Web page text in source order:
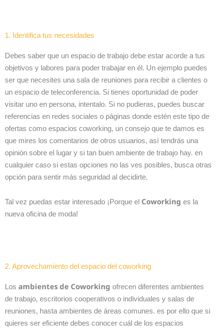
1. Identifica tus necesidades
Debes saber que un espacio de trabajo debe estar acorde a tus
objetivos y labores para poder trabajar en él. Un ejemplo puedes
ser que necesites una sala de reuniones para recibir a clientes o
un espacio de teleconferencia. Si tienes oportunidad de poder
visitar uno en persona, intentalo. Si no pudieras, puedes buscar
referencias en redes sociales o páginas donde estén este tipo de
ofertas como espacios coworking, un consejo que te damos es
que mires los comentarios de otros usuarios, así tendrás una
opinión sobre el lugar y si tan buen ambiente de trabajo hay. en
cualquier caso si estas opciones no las ves posibles, busca otras
opción para sentir más seguridad al decidirte.
Tal vez puedas estar interesado ¡Porque el Coworking es la
nueva oficina de moda!
2. Aprovechamiento del espacio del coworking
Los ambientes de Coworking ofrecen diferentes ambientes
de trabajo, escritorios cooperativos o individuales y salas de
reuniones, hasta ambientes de áreas comunes. es por ello que si
quieres ser eficiente debes conocer cuál de los espacios